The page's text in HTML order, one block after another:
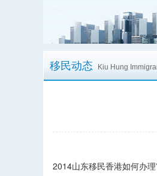
移民动态 Kiu Hung
2014山东移民香港如何办